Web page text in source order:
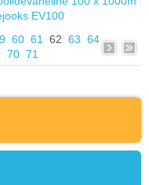
60 61 62 63 64
70 71